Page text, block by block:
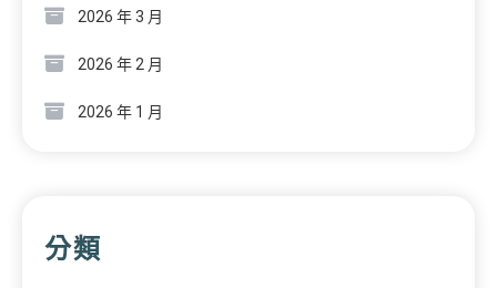
2026 年 3 月
2026 年 2 月
2026 年 1 月
分類